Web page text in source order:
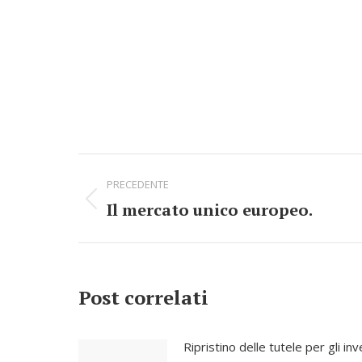
di
navigazione
PRECEDENTE
Stile
Il mercato unico europeo.
Post correlati
Ripristino delle tutele per gli